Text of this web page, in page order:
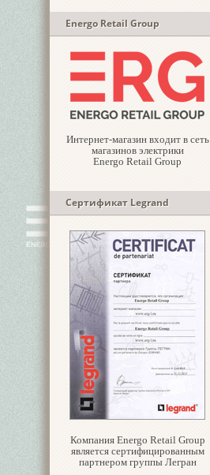
Energo Retail Group
Интернет-магазин входит в сеть
магазинов электрики
Energo Retail Group
Сертификат Legrand
Компания Energo Retail Group
является сертифицированным
партнером группы Легран